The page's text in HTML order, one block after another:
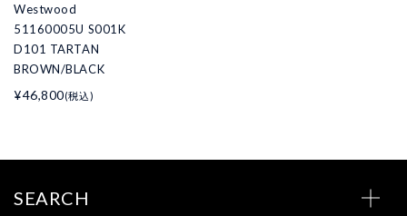
Westwood
51160005U S001K
D101 TARTAN
BROWN/BLACK
¥46,800(税込)
SEARCH